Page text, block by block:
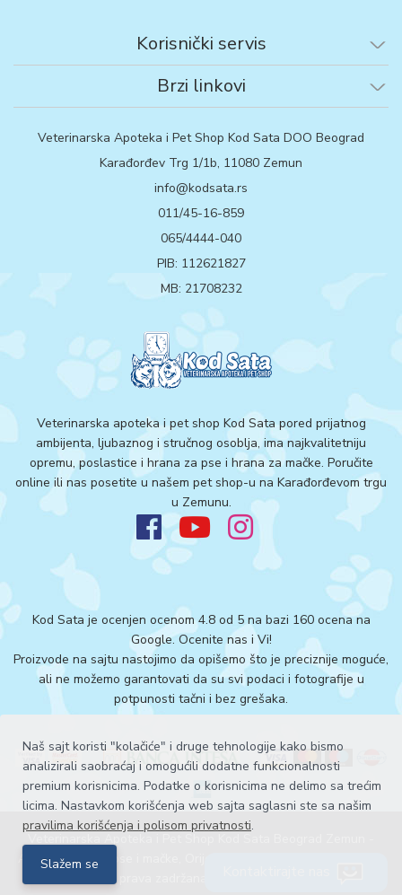
Naš sajt koristi "kolačiće" i druge tehnologije kako bismo
analizirali saobraćaj i omogućili dodatne funkcionalnosti
premium korisnicima. Podatke o korisnicima ne delimo sa trećim
licima. Nastavkom korišćenja web sajta saglasni ste sa našim
pravilima korišćenja i polisom privatnosti.
Slažem se
Korisnički servis
Brzi linkovi
Veterinarska Apoteka i Pet Shop Kod Sata DOO Beograd
Karađorđev Trg 1/1b, 11080 Zemun
info@kodsata.rs
011/45-16-859
065/4444-040
PIB: 112621827
MB: 21708232
Veterinarska apoteka i pet shop Kod Sata pored prijatnog
ambijenta, ljubaznog i stručnog osoblja, ima najkvalitetniju
opremu, poslastice i hrana za pse i hrana za mačke. Poručite
online ili nas posetite u našem pet shop-u na Karađorđevom trgu
u Zemunu.
Kod Sata je ocenjen ocenom 4.8 od 5 na bazi 160 ocena na
Google.Ocenite nas i Vi!
Proizvode na sajtu nastojimo da opišemo što je preciznije moguće,
ali ne možemo garantovati da su svi podaci i fotografije u
potpunosti tačni i bez grešaka.
Acana hrana za pse i mačke, Orijen hrana za pse i mačke ©. Sva